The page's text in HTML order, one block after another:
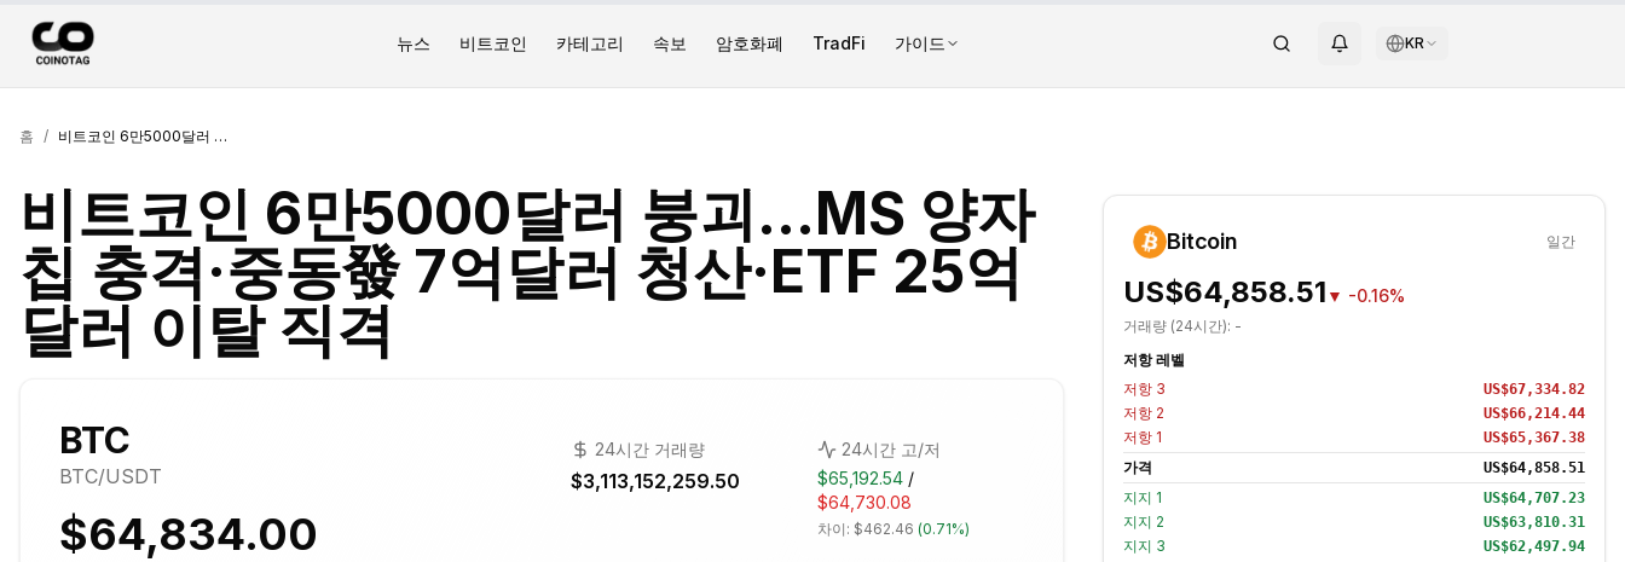
뉴스 비트코인 카테고리 속보 암호화폐 TradFi 가이드 KR
홈 / 비트코인 6만5000달러 붕괴…MS 양자칩 충격·중동發 7억달러 청산·ETF 25억달러 이탈 직격
비트코인 6만5000달러 붕괴…MS 양자
칩 충격·중동發 7억달러 청산·ETF 25억
달러 이탈 직격
BTC
BTC/USDT
$64,834.00
24시간 거래량
$3,113,152,259.50
24시간 고/저
$65,192.54/
$64,730.08
차이: $462.46 (0.71%)
Bitcoin 일간
US$64,858.51 ▼ -0.16%
거래량 (24시간): -
저항 레벨
저항 3 US$67,334.82
저항 2 US$66,214.44
저항 1 US$65,367.38
가격 US$64,858.51
지지 1 US$64,707.23
지지 2 US$63,810.31
지지 3 US$62,497.94